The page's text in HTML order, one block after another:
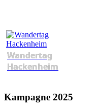
Wandertag
Hackenheim
Kampagne 2025